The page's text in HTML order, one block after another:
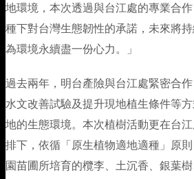
地環境，本次透過與台江處的專業合
種下對台灣生態韌性的承諾，未來將持
為環境永續盡一份心力。」
過去兩年，明台產險與台江處緊密合
水文改善試驗及提升現地植生條件等
地的生態環境。本次植樹活動更在台
排下，依循「原生植物適地適種」原
園苗圃所培育的欖李、土沉香、銀葉